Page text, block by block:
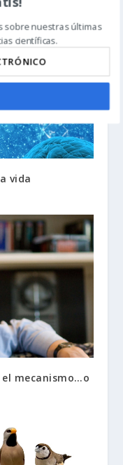
vida
mecanismo…o
sobre nuestras últimas
científicas.